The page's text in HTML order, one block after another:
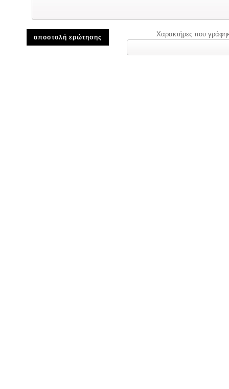
Χαρακτήρες που